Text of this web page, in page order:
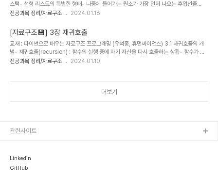
크에 None이 저장됨.)에서 끝나는 구조- 순환 연결 리스트
(circular linked list) : 마지막 노드가 첫 노드와 연결되는 구조 2)
스택- 선형 리스트의 특별한 형태- 나중에 들어가는 원소가 가장 먼저 나오는 후입선출
(LIFO; Last In First Out) 구조- 함수 호출 관리, 문법 검사(syntax checking), 수식
리키는 변수- push : 스택에 원소를 추가하는 연산- pop : 스택에서 원소를 삭제하는 연
산- 정적 배열로 스택을 구현할 경우, push 함수는 스택에 원소를 추가하기 전에 'stack
full' 상태인지, pop 함수는 스택에서 원소를 꺼내기 전에 스택이 빈 상태(top이 -1)인지를
검사한다..
전공과목 정리/자료구조 2024.01.16
[자료구조💾] 3장 재귀호출
교재 : 파이썬으로 배우는 자료구조 프로그래밍 (유석종, 휴먼싸이언스) 3.1 재귀호출의 개
념- 재귀호출(recursion) : 함수의 실행 중에 자기 자신을 다시 호출하는 상황- 함수가 실
행되면 함수의 실행 환경 정보(지역변수, 복귀주소 등)가 저장된 활성 레코드가 생성되어 시
까지 순서대로 반복 비교를 수행한다.정렬 과정 없이 바로 탐색을 수행할 수 있지만 탐색 성
전공과목 정리/자료구조 2024.01.10
더보기
Linkedin
GitHub
관련사이트